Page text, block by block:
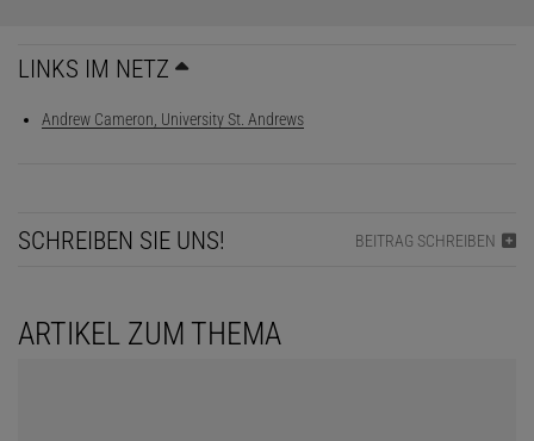
LINKS IM NETZ
Andrew Cameron, University St. Andrews
SCHREIBEN SIE UNS! BEITRAG SCHREIBEN
ARTIKEL ZUM THEMA